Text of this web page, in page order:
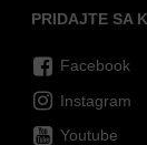
PRIDAJTE SA
Facebook
Instagram
Youtube